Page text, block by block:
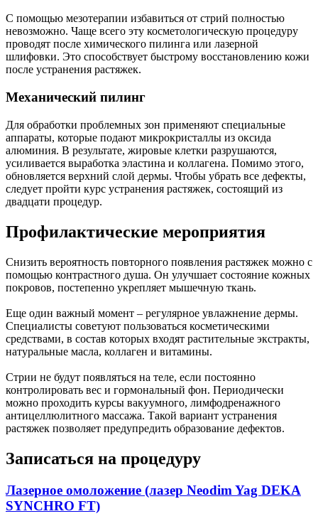
С помощью мезотерапии избавиться от стрий полностью
невозможно. Чаще всего эту косметологическую процедуру
проводят после химического пилинга или лазерной
шлифовки. Это способствует быстрому восстановлению кожи
после устранения растяжек.
Механический пилинг
Для обработки проблемных зон применяют специальные
аппараты, которые подают микрокристаллы из оксида
алюминия. В результате, жировые клетки разрушаются,
усиливается выработка эластина и коллагена. Помимо этого,
обновляется верхний слой дермы. Чтобы убрать все дефекты,
следует пройти курс устранения растяжек, состоящий из
двадцати процедур.
Профилактические мероприятия
Снизить вероятность повторного появления растяжек можно с
помощью контрастного душа. Он улучшает состояние кожных
покровов, постепенно укрепляет мышечную ткань.
Еще один важный момент – регулярное увлажнение дермы.
Специалисты советуют пользоваться косметическими
средствами, в состав которых входят растительные экстракты,
натуральные масла, коллаген и витамины.
Стрии не будут появляться на теле, если постоянно
контролировать вес и гормональный фон. Периодически
можно проходить курсы вакуумного, лимфодренажного
антицеллюлитного массажа. Такой вариант устранения
растяжек позволяет предупредить образование дефектов.
Записаться на процедуру
Лазерное омоложение (лазер Neodim Yag DEKA
SYNCHRO FT)